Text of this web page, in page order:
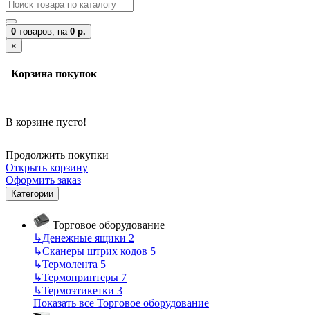
0 товаров, на 0 р.
×
Корзина покупок
В корзине пусто!
Продолжить покупки
Открыть корзину
Оформить заказ
Категории
Торговое оборудование
↳Денежные ящики 2
↳Сканеры штрих кодов 5
↳Термолента 5
↳Термопринтеры 7
↳Термоэтикетки 3
Показать все Торговое оборудование